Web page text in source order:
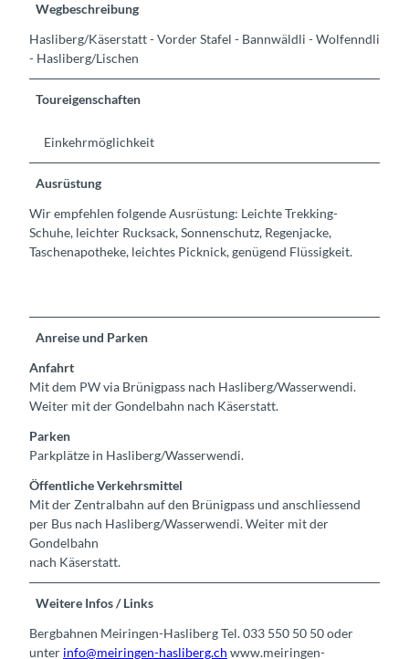
Wegbeschreibung
Hasliberg/Käserstatt - Vorder Stafel - Bannwäldli - Wolfenndli
- Hasliberg/Lischen
Toureigenschaften
Einkehrmöglichkeit
Ausrüstung
Wir empfehlen folgende Ausrüstung: Leichte Trekking-
Schuhe, leichter Rucksack, Sonnenschutz, Regenjacke,
Taschenapotheke, leichtes Picknick, genügend Flüssigkeit.
Anreise und Parken
Anfahrt
Mit dem PW via Brünigpass nach Hasliberg/Wasserwendi.
Weiter mit der Gondelbahn nach Käserstatt.
Parken
Parkplätze in Hasliberg/Wasserwendi.
Öffentliche Verkehrsmittel
Mit der Zentralbahn auf den Brünigpass und anschliessend
per Bus nach Hasliberg/Wasserwendi. Weiter mit der
Gondelbahn
nach Käserstatt.
Weitere Infos / Links
Bergbahnen Meiringen-Hasliberg Tel. 033 550 50 50 oder
unter info@meiringen-hasliberg.ch www.meiringen-